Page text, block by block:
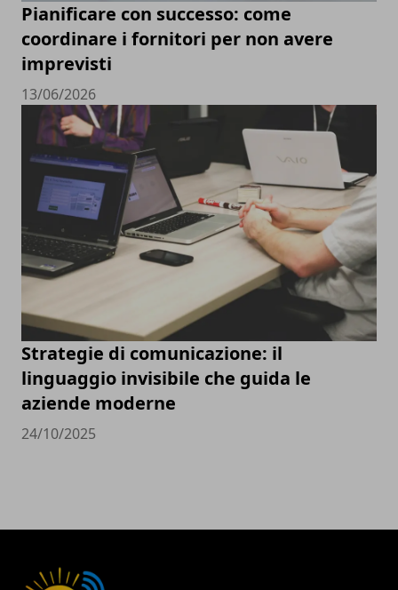
Pianificare con successo: come
coordinare i fornitori per non avere
imprevisti
13/06/2026
Strategie di comunicazione: il
linguaggio invisibile che guida le
aziende moderne
24/10/2025